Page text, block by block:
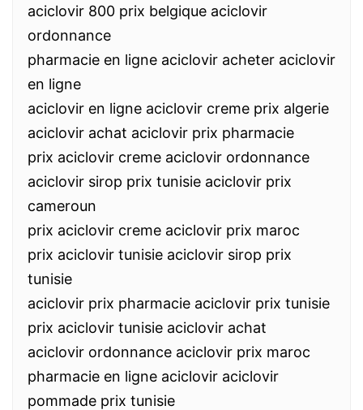
aciclovir 800 prix belgique aciclovir
ordonnance
pharmacie en ligne aciclovir acheter aciclovir
en ligne
aciclovir en ligne aciclovir creme prix algerie
aciclovir achat aciclovir prix pharmacie
prix aciclovir creme aciclovir ordonnance
aciclovir sirop prix tunisie aciclovir prix
cameroun
prix aciclovir creme aciclovir prix maroc
prix aciclovir tunisie aciclovir sirop prix
tunisie
aciclovir prix pharmacie aciclovir prix tunisie
prix aciclovir tunisie aciclovir achat
aciclovir ordonnance aciclovir prix maroc
pharmacie en ligne aciclovir aciclovir
pommade prix tunisie